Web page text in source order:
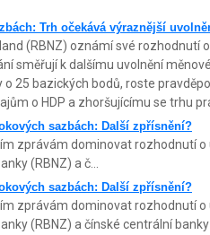
Trh očekává výraznější
(RBNZ) oznámí své rozhodnutí
směřují k dalšímu uvolnění
25 bazických bodů, roste
o HDP a zhoršujícímu se trhu
sazbách: Další zpřísnění?
zprávám dominovat rozhodnutí
(RBNZ) a č...
sazbách: Další zpřísnění?
zprávám dominovat rozhodnutí
(RBNZ) a čínské centrální